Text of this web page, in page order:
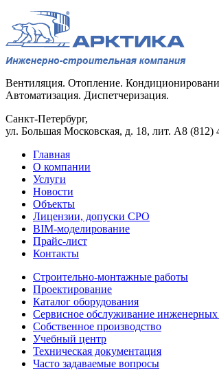
Вентиляция. Отопление.
Автоматизация. Диспетчеризация.
Санкт-Петербург,
ул. Большая Московская, д. 18, лит. А8 (812)
Главная
О компании
Услуги
Новости
Объекты
Лицензии, допуски СРО
BIM-моделирование
Прайс-лист
Контакты
Строительно-монтажные работы
Проектирование
Каталог оборудования
Сервисное обслуживание инженерных
Собственное производство
Учебный центр
Техническая документация
Часто задаваемые вопросы